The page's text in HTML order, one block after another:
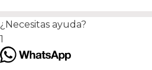
¿Necesitas ayuda?
1